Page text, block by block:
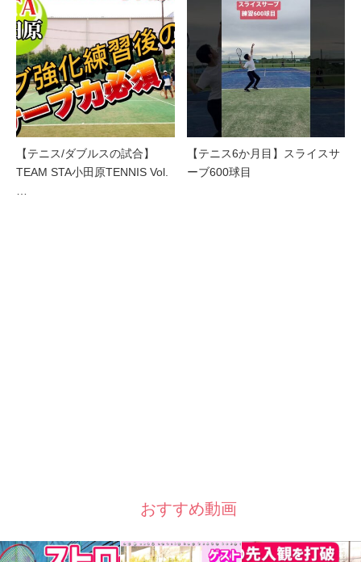
【テニス/ダブルスの試合】
TEAM STA小田原TENNIS Vol.
…
【テニス6か月目】スライスサ
ーブ600球目
おすすめ動画